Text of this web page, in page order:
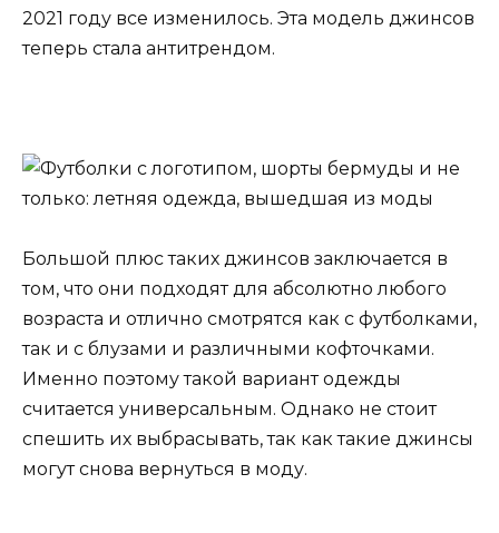
2021 году все изменилось. Эта модель джинсов
теперь стала антитрендом.
Большой плюс таких джинсов заключается в
том, что они подходят для абсолютно любого
возраста и отлично смотрятся как с футболками,
так и с блузами и различными кофточками.
Именно поэтому такой вариант одежды
считается универсальным. Однако не стоит
спешить их выбрасывать, так как такие джинсы
могут снова вернуться в моду.